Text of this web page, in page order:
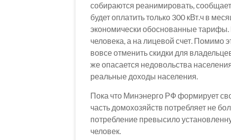
собираются реанимировать,
будет оплатить только 300 кВт.ч в
экономически обоснованные
человека, а на лицевой счет. Помимо
вовсе отменить скидки для
же опасается недовольства
реальные доходы населения.
Пока что Минэнерго РФ формирует
часть домохозяйств потребляет не
потребление превысило
человек.